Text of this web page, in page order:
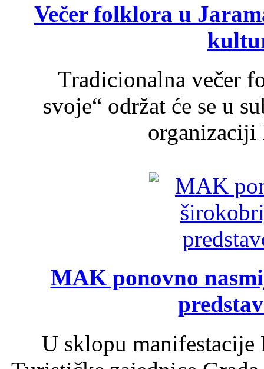
Večer folklora u
Tradicionalna večer
svoje“ održat će se u
organizaciji
MAK ponovno
U sklopu